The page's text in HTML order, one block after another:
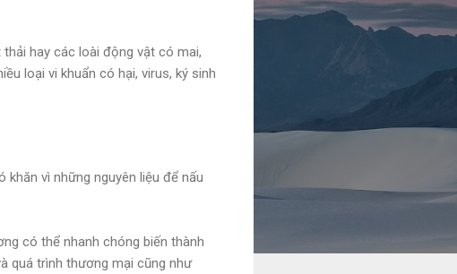
hay các loài động vật có mai,
loại vi khuẩn có hại, virus, ký sinh
vì những nguyên liệu để nấu
có thể nhanh chóng biến thành
quá trình thương mại cũng như